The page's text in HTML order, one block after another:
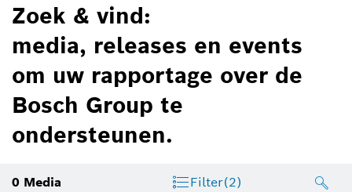
Zoek & vind:
media, releases en events
om uw rapportage over de
Bosch Group te
ondersteunen.
0 Media Filter(2)